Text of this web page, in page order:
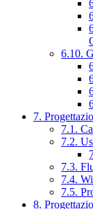
6.10.
7.
7.1.
7.2.
7.3.
7.4.
7.5.
8.